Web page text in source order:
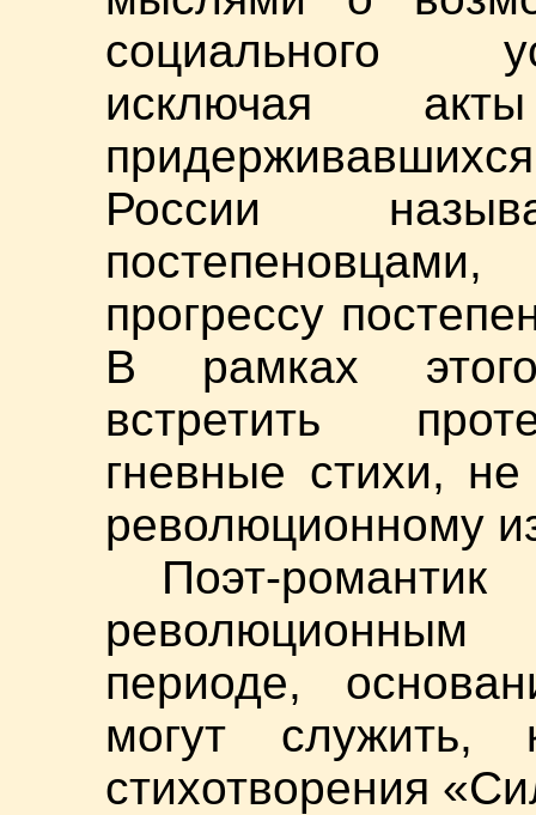
социального
исключая
России
прогрессу
В рамках
встретить
гневные стихи,
революционному
Поэт-
периоде,
могут
стихотворения